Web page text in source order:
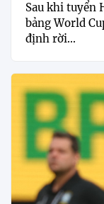
Sau khi tuyển
bảng World
định rời...